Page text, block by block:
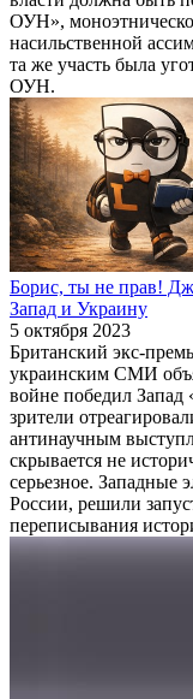
ОУН»,
насильственной
та же участь была
ОУН.
Борис, ты не прав!
Запад и Украину
5 октября 2023
Британский экс-
украинским СМИ
войне победил
зрители
антинаучным
скрывается не
серьезное. Западные
России, решили
переписывания